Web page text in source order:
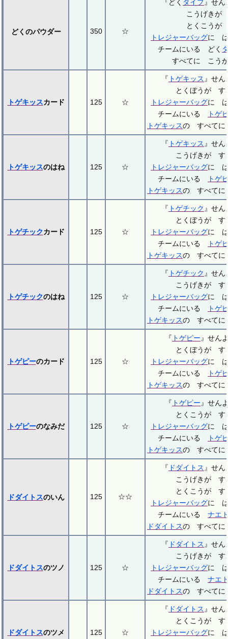
どくのパウダー 350 ☆
『どく タイプ 』せ
こうげきが
とくこうが
トレジャーバッグに は
チームにいる どく
すべてに こう
トゲキッスカード 125 ☆
『 トゲキッス 』せ
とくぼうが す
トレジャーバッグに は
チームにいる
トゲ
トゲキッスの すべてに
トゲキッスのはね 125 ☆
『 トゲキッス 』せ
こうげきが す
トレジャーバッグに は
チームにいる
トゲ
トゲキッスの すべてに
トゲチックカード 125 ☆
『 トゲチック 』せ
とくぼうが す
トレジャーバッグに は
チームにいる
トゲ
トゲキッスの すべてに
トゲチックのはね 125 ☆
『 トゲチック 』せ
こうげきが す
トレジャーバッグに は
チームにいる
トゲ
トゲキッスの すべてに
トゲピーのカード 125 ☆
『 トゲピー 』せん
とくぼうが す
トレジャーバッグに は
チームにいる
トゲ
トゲキッスの すべてに
トゲピーのなみだ 125 ☆
『 トゲピー 』せん
とくこうが す
トレジャーバッグに は
チームにいる
トゲ
トゲキッスの すべてに
ドダイトスのいん 125 ☆☆
『 ドダイトス 』せ
こうげきが す
とくこうが す
トレジャーバッグに は
チームにいる ナエ
ドダイトスの すべてに
ドダイトスのツノ 125 ☆
『 ドダイトス 』せ
こうげきが す
トレジャーバッグに は
チームにいる ナエ
ドダイトスの すべてに
ドダイトスのツメ 125 ☆
『 ドダイトス 』せ
とくこうが す
トレジャーバッグに は